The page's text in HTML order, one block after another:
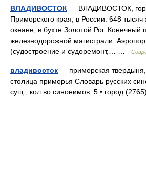
ВЛАДИВОСТОК — ВЛАДИВОСТОК,
Приморского края, в России. 648
океане, в бухте Золотой Рог. Конечный
железнодорожной магистрали.
(судостроение и судоремонт,… …
владивосток — приморская твердыня,
столица приморья Словарь русских
сущ., кол во синонимов: 5 • город